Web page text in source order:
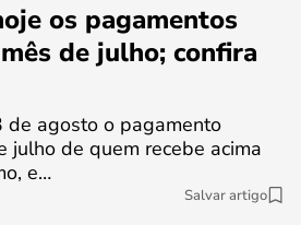
os pagamentos
de julho; confira
de agosto o pagamento
julho de quem recebe acima
e…
Salvar artigo